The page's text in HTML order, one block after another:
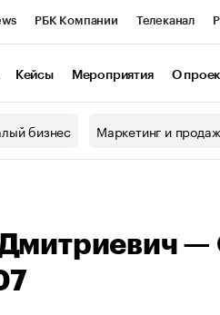
РБК Компании Телеканал
Кейсы Мероприятия О
бизнес Маркетинг и
Дмитриевич